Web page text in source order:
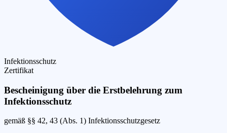
Infektionsschutz
Zertifikat
Bescheinigung über die Erstbelehrung zum
Infektionsschutz
gemäß §§ 42, 43 (Abs. 1) Infektionsschutzgesetz